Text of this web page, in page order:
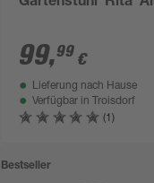
99,99 €
Lieferung nach Hause
Verfügbar in
Troisdorf
(1)
Bestseller